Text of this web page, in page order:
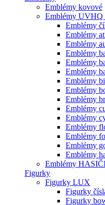
Emblémy kovové
Emblémy UVHQ
Emblémy
Emblémy
Emblémy
Emblémy
Emblémy
Emblémy
Emblémy
Emblémy
Emblémy
Emblémy
Emblémy
Emblémy
Emblémy
Emblémy
Emblémy
Emblémy
Figurky
Figurky LUX
Figurky
Figurky